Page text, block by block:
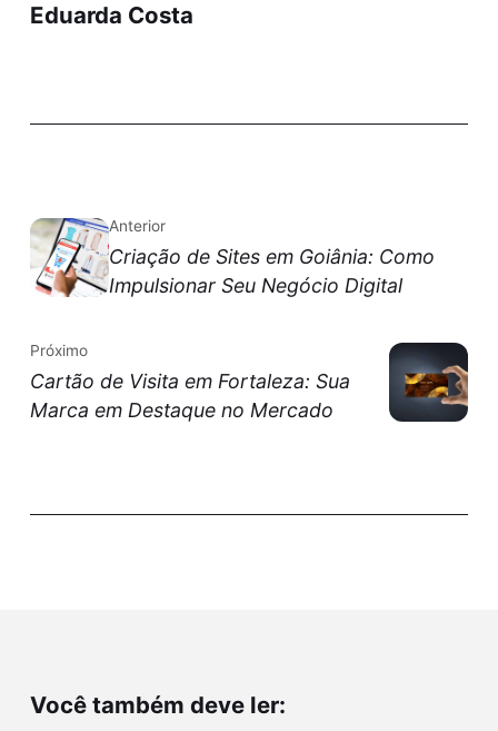
Eduarda Costa
Anterior
Criação de Sites em Goiânia: Como
Impulsionar Seu Negócio Digital
Próximo
Cartão de Visita em Fortaleza: Sua
Marca em Destaque no Mercado
Você também deve ler: